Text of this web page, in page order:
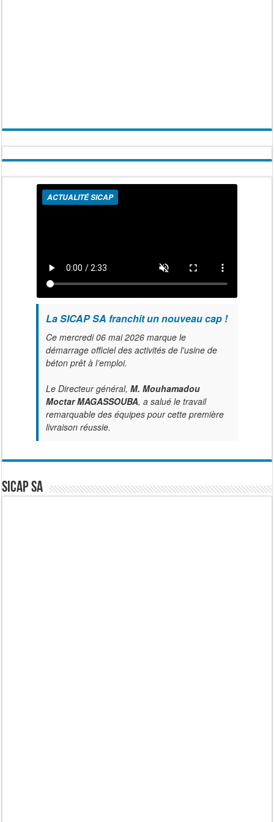
ACTUALITÉ SICAP
La SICAP SA franchit un nouveau cap !
Ce mercredi 06 mai 2026 marque le
démarrage officiel des activités de l'usine de
béton prêt à l’emploi.
Le Directeur général, M. Mouhamadou
Moctar MAGASSOUBA, a salué le travail
remarquable des équipes pour cette première
livraison réussie.
SICAP SA